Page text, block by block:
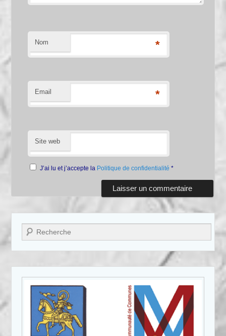
Nom *
Email *
Site web
J’ai lu et j’accepte la Politique de confidentialité*
Recherche